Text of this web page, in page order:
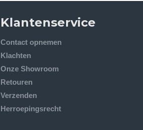
Klantenservice
Contact opnemen
Klachten
Onze Showroom
Retouren
Verzenden
Herroepingsrecht